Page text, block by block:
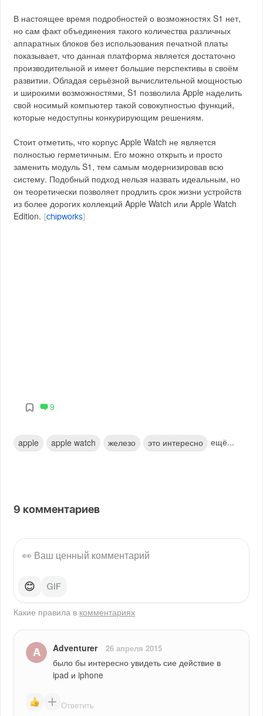
В настоящее время подробностей о возможностях S1 нет,
но сам факт объединения такого количества различных
аппаратных блоков без использования печатной платы
показывает, что данная платформа является достаточно
производительной и имеет большие перспективы в своём
развитии. Обладая серьёзной вычислительной мощностью
и широкими возможностями, S1 позволила Apple наделить
свой носимый компьютер такой совокупностью функций,
которые недоступны конкурирующим решениям.
Стоит отметить, что корпус Apple Watch не является
полностью герметичным. Его можно открыть и просто
заменить модуль S1, тем самым модернизировав всю
систему. Подобный подход нельзя назвать идеальным, но
он теоретически позволяет продлить срок жизни устройств
из более дорогих коллекций Apple Watch или Apple Watch
Edition.
[chipworks
9
apple apple watch железо это интересно ещё...
9 комментариев
😊
Какие правила в комментариях
Adventurer 26 апреля 2015
было бы интересно увидеть сие действие в
ipad и iphone
Ответить